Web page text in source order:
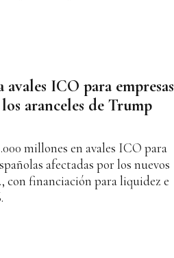
ICO para empresas
aranceles de Trump
millones en avales ICO para
afectadas por los nuevos
con financiación para liquidez e